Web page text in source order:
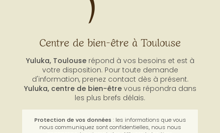
Centre de bien-être à Toulouse
Yuluka, Toulouserépond à vos besoins et est à
votre disposition. Pour toute demande
d'information, prenez contact dès à présent.
les plus brefs délais.